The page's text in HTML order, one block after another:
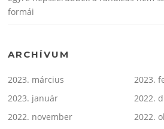
formái
ARCHÍVUM
2023. március
2023.
2023. január
2022.
2022. november
2022.